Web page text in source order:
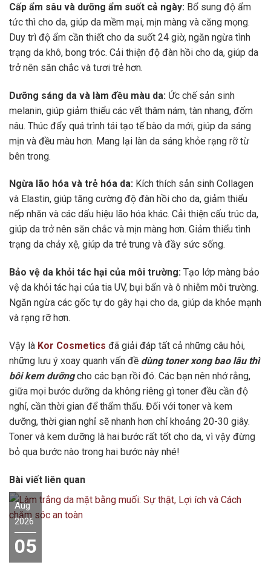
Cấp ẩm sâu và dưỡng ẩm suốt cả ngày: Bổ sung độ ẩm
tức thì cho da, giúp da mềm mại, mịn màng và căng mọng.
Duy trì độ ẩm cần thiết cho da suốt 24 giờ, ngăn ngừa tình
trạng da khô, bong tróc. Cải thiện độ đàn hồi cho da, giúp da
trở nên săn chắc và tươi trẻ hơn.
Dưỡng sáng da và làm đều màu da: Ức chế sản sinh
melanin, giúp giảm thiểu các vết thâm nám, tàn nhang, đốm
nâu. Thúc đẩy quá trình tái tạo tế bào da mới, giúp da sáng
mịn và đều màu hơn. Mang lại làn da sáng khỏe rạng rỡ từ
bên trong.
Ngừa lão hóa và trẻ hóa da: Kích thích sản sinh Collagen
và Elastin, giúp tăng cường độ đàn hồi cho da, giảm thiểu
nếp nhăn và các dấu hiệu lão hóa khác. Cải thiện cấu trúc da,
giúp da trở nên săn chắc và mịn màng hơn. Giảm thiểu tình
trạng da chảy xệ, giúp da trẻ trung và đầy sức sống.
Bảo vệ da khỏi tác hại của môi trường: Tạo lớp màng bảo
vệ da khỏi tác hại của tia UV, bụi bẩn và ô nhiễm môi trường.
Ngăn ngừa các gốc tự do gây hại cho da, giúp da khỏe mạnh
và rạng rỡ hơn.
Vậy là Kor Cosmetics đã giải đáp tất cả những câu hỏi,
những lưu ý xoay quanh vấn đề dùng toner xong bao lâu thì
bôi kem dưỡngcho các bạn rồi đó. Các bạn nên nhớ rằng,
giữa mọi bước dưỡng da không riêng gì toner đều cần độ
nghỉ, cần thời gian để thẩm thấu. Đối với toner và kem
dưỡng, thời gian nghỉ sẽ nhanh hơn chỉ khoảng 20-30 giây.
Toner và kem dưỡng là hai bước rất tốt cho da, vì vậy đừng
bỏ qua bước nào trong hai bước này nhé!
Bài viết liên quan
Aug
2026
05